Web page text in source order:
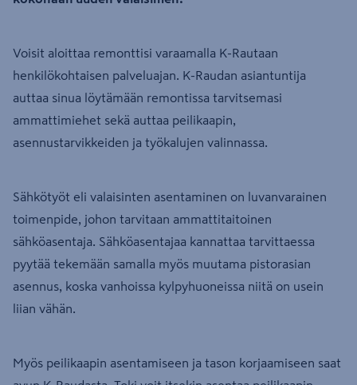
Voisit aloittaa remonttisi varaamalla K-Rautaan
henkilökohtaisen palveluajan. K-Raudan asiantuntija
auttaa sinua löytämään remontissa tarvitsemasi
ammattimiehet sekä auttaa peilikaapin,
asennustarvikkeiden ja työkalujen valinnassa.
Sähkötyöt eli valaisinten asentaminen on luvanvarainen
toimenpide, johon tarvitaan ammattitaitoinen
sähköasentaja. Sähköasentajaa kannattaa tarvittaessa
pyytää tekemään samalla myös muutama pistorasian
asennus, koska vanhoissa kylpyhuoneissa niitä on usein
liian vähän.
Myös peilikaapin asentamiseen ja tason korjaamiseen saat